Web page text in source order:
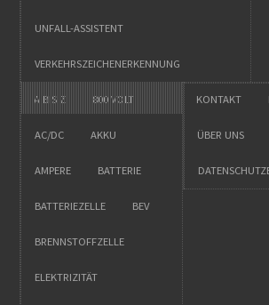
UNFALL-ASSISTENT
VERKEHRSZEICHENERKENNUNG
A BIS Z 800 VOLT
AC/DC AKKU
AMPERE BATTERIE
BATTERIEZELLE BEV
BRENNSTOFFZELLE
ELEKTRIZITÄT
KONTAKT
ÜBER UNS